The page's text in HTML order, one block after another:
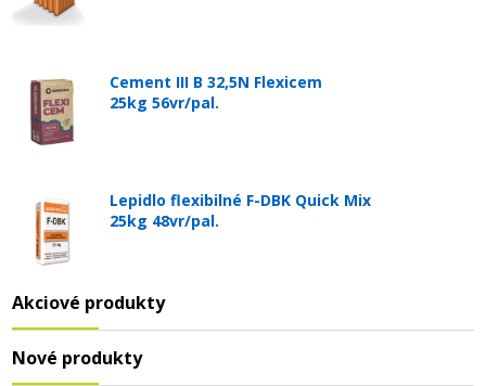
Cement III B 32,5N Flexicem
25kg 56vr/pal.
Lepidlo flexibilné F-DBK Quick Mix
25kg 48vr/pal.
Akciové produkty
Nové produkty